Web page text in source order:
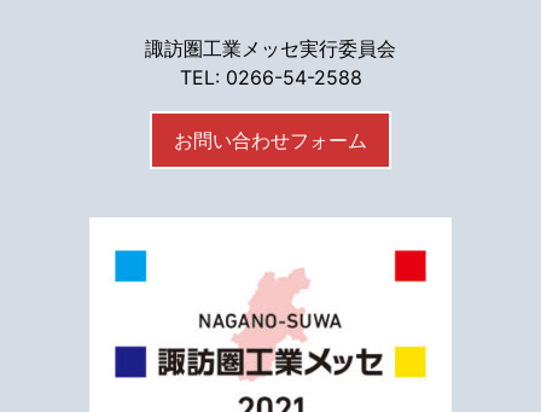
諏訪圏工業メッセ実行委員会
TEL: 0266-54-2588
お問い合わせフォーム